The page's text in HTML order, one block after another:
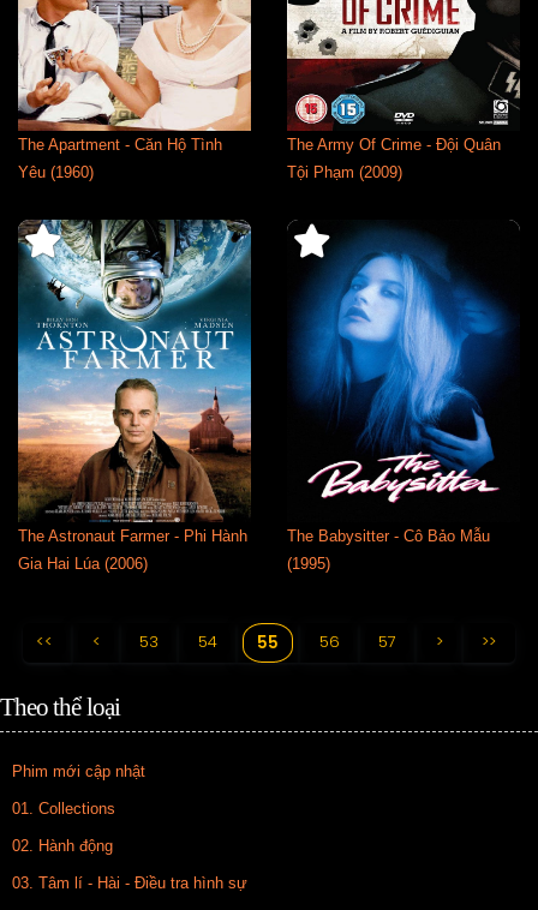
The Apartment - Căn Hộ Tình
Yêu (1960)
The Army Of Crime - Đội Quân
Tội Phạm (2009)
The Astronaut Farmer - Phi Hành
Gia Hai Lúa (2006)
The Babysitter - Cô Bảo Mẫu
(1995)
<< < 53 54 55 56 57 > >>
Theo thể loại
Phim mới cập nhật
01. Collections
02. Hành động
03. Tâm lí - Hài - Điều tra hình sự